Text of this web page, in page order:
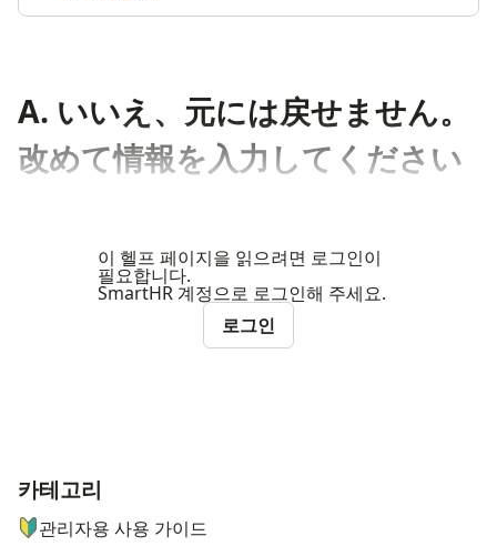
A. いいえ、元には戻せません。
改めて情報を入力してください
이 헬프 페이지을 읽으려면 로그인이
필요합니다.
SmartHR 계정으로 로그인해 주세요.
로그인
ナビゲーションメニュー
카테고리
관리자용 사용 가이드